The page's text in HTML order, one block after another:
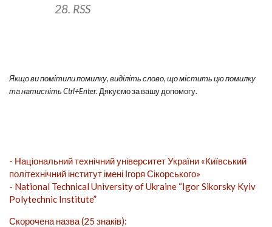
28. RSS
Якщо ви помітили помилку, виділіть слово, що містить цю помилку
та натисніть Ctrl+Enter. Дякуємо за вашу допомогу.
- Національний технічний університет України «Київський
політехнічний інститут імені Ігоря Сікорського»
- National Technical University of Ukraine “Igor Sikorsky Kyiv
Polytechnic Institute”
Скорочена назва (25 знаків):